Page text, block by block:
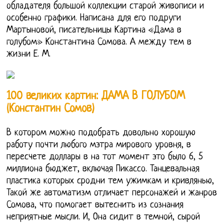
обладателя большой коллекции старой живописи и
особенно графики. Написана для его подруги
Мартыновой, писательницы Картина «Дама в
голубом» Константина Сомова. А между тем в
жизни Е. М.
100 великих картин: ДАМА В ГОЛУБОМ
(Константин Сомов)
В котором можно подобрать довольно хорошую
работу почти любого мэтра мирового уровня, в
пересчете доллары в на тот момент это было 6, 5
миллиона бюджет, включая Пикассо. Танцевальная
пластика которых сродни тем ужимкам и кривлянью,
Такой же автоматизм отличает персонажей и жанров
Сомова, что помогает вытеснить из сознания
неприятные мысли. И, Она сидит в темной, сырой